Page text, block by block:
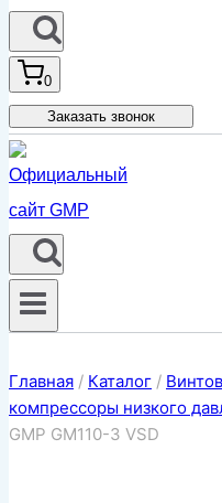
0
Заказать звонок
Главная / Каталог /
компрессоры низкого
GMP GM110-3 VSD